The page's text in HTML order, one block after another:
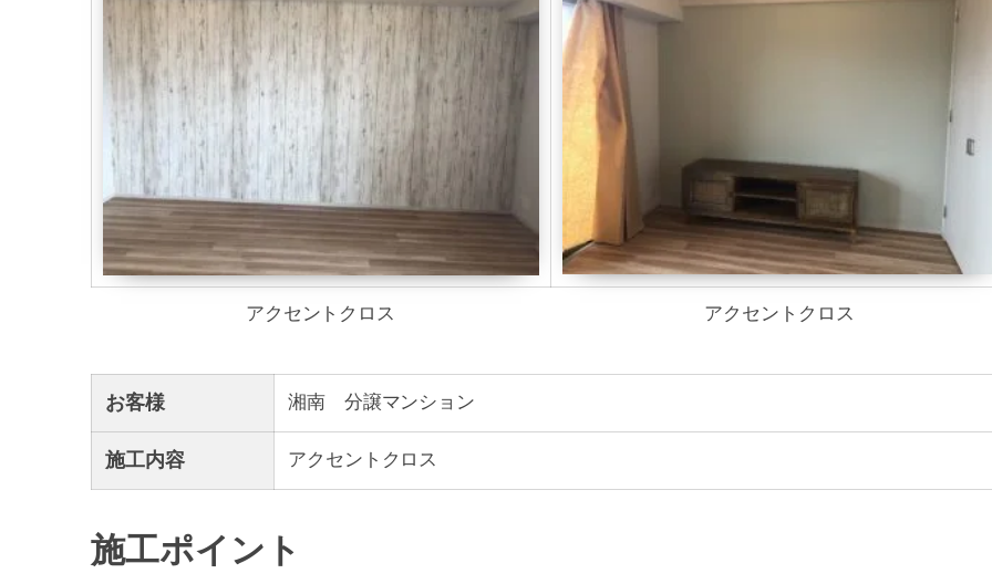
アクセントクロス アクセントクロス
お客様 湘南 分譲マンション
施工内容 アクセントクロス
施工ポイント